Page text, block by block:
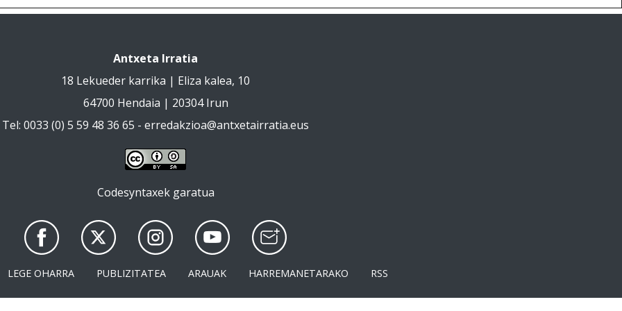
Antxeta Irratia
18 Lekueder karrika | Eliza kalea, 10
64700 Hendaia | 20304 Irun
Tel: 0033 (0) 5 59 48 36 65 - erredakzioa@antxetairratia.eus
Codesyntaxek garatua
LEGE OHARRA PUBLIZITATEA ARAUAK HARREMANETARAKO RSS